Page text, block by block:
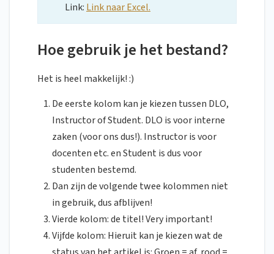
Link: Link naar Excel.
Hoe gebruik je het bestand?
Het is heel makkelijk! :)
De eerste kolom kan je kiezen tussen DLO,
Instructor of Student. DLO is voor interne
zaken (voor ons dus!). Instructor is voor
docenten etc. en Student is dus voor
studenten bestemd.
Dan zijn de volgende twee kolommen niet
in gebruik, dus afblijven!
Vierde kolom: de titel! Very important!
Vijfde kolom: Hieruit kan je kiezen wat de